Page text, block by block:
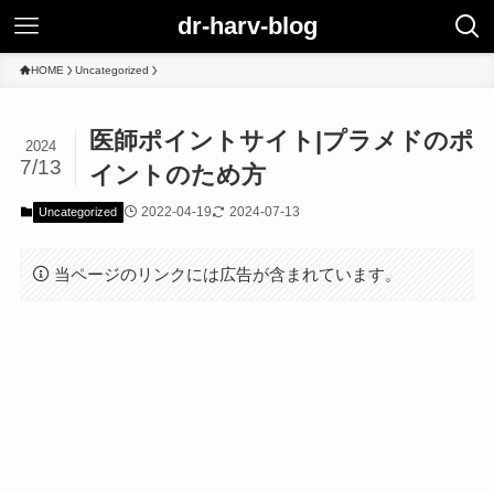
dr-harv-blog
HOME Uncategorized
医師ポイントサイト|プラメドのポ
イントのため方
2024
7/13
Uncategorized 2022-04-19 2024-07-13
当ページのリンクには広告が含まれています。